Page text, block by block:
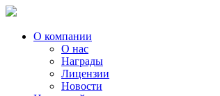
О компании
О нас
Награды
Лицензии
Новости